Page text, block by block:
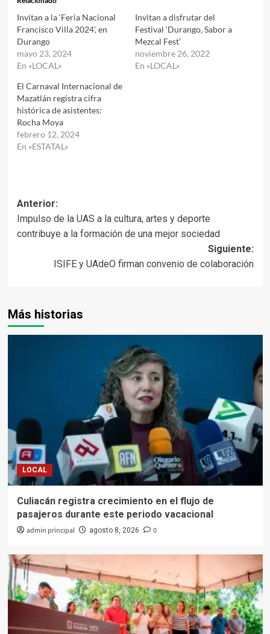
Invitan a la ‘Feria Nacional
Francisco Villa 2024’, en
Durango
mayo 23, 2024
En «LOCAL»
Invitan a disfrutar del
Festival ‘Durango, Sabor a
Mezcal Fest’
noviembre 26, 2022
En «LOCAL»
El Carnaval Internacional de
Mazatlán registra cifra
histórica de asistentes:
Rocha Moya
febrero 12, 2024
En «ESTATAL»
Navegación
de
entradas
Anterior:
Impulso de la UAS a la cultura, artes y deporte
contribuye a la formación de una mejor sociedad
Siguiente:
ISIFE y UAdeO firman convenio de colaboración
Más historias
LOCAL
Culiacán registra crecimiento en el flujo de
pasajeros durante este periodo vacacional
admin principal agosto 8, 2026 0